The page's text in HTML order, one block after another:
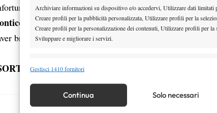
Archiviare informazioni su dispositivo e/o accedervi, Utilizzare dati limitati
Creare profili per la pubblicità personalizzata, Utilizzare profili per la
Creare profili per la personalizzazione dei contenuti, Utilizzare profili per la
Sviluppare e migliorare i servizi.
Funzionalità
Identificare i dispositivi in base alle informazioni trasmesse automaticamente.
Gestisci 1410 fornitori
Continua Solo necessari
che l’ha tenuta fuori dalle competizioni per tre
, 31enne tennista torinese alla prima apparizione
brillantemente superato le qualificazioni. Segui la